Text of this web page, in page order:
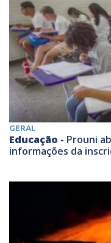
GERAL
Educação - Prouni
informações da